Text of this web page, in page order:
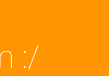
:/